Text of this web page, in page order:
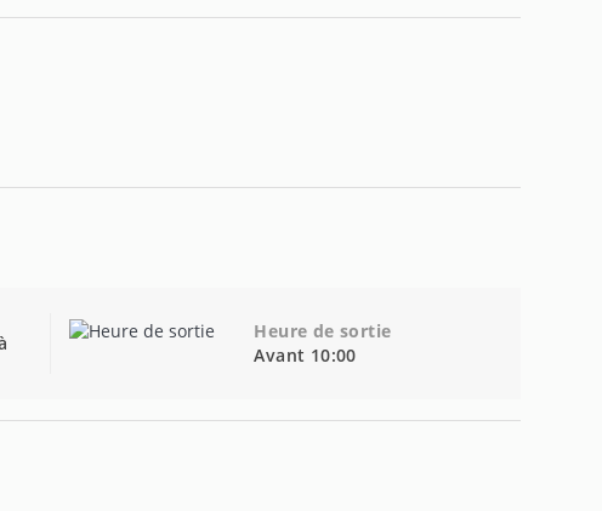
Heure de sortie
Avant 10:00